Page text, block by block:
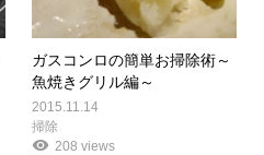
ガスコンロの簡単お掃除術～
魚焼きグリル編～
2015.11.14
掃除
208 views